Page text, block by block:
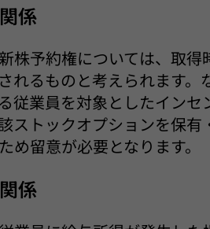
係
株予約権については、取
れるものと考えられます
従業員を対象としたインセ
ストックオプションを保
め留意が必要となります。
係